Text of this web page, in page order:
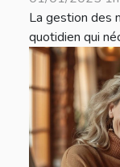
La gestion des
quotidien qui